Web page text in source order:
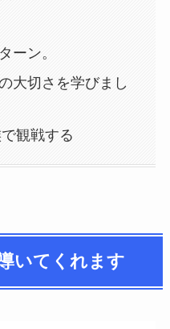
ーン。
大切さを学びまし
観戦する
いてくれます